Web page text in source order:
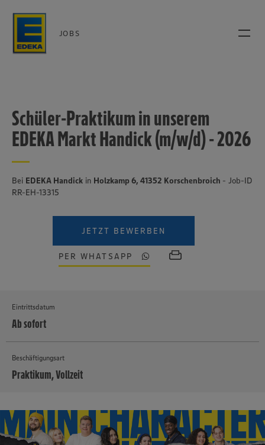
JOBS
Schüler-Praktikum in unserem
EDEKA Markt Handick (m/w/d) - 2026
Bei EDEKA Handick in Holzkamp 6, 41352 Korschenbroich - Job-ID
RR-EH-13315
JETZT BEWERBEN
PER WHATSAPP
Eintrittsdatum
Ab sofort
Beschäftigungsart
Praktikum, Vollzeit